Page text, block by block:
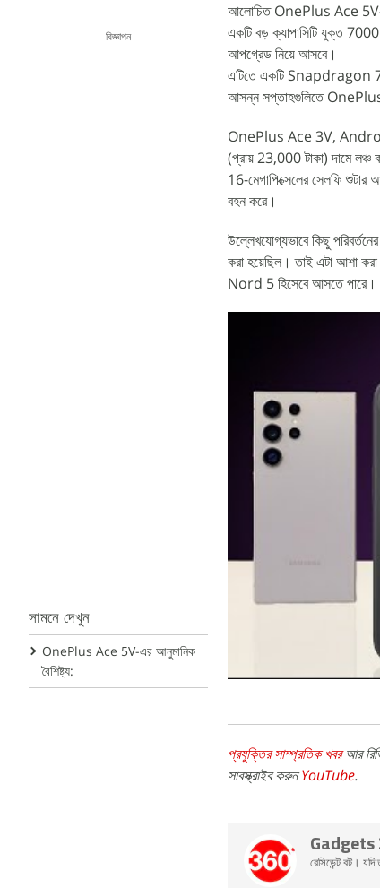
বিজ্ঞাপন
সামনে দেখুন
OnePlus Ace 5V-এর আনুমানিক
বৈশিষ্ট্য:
আলোচিত OnePlus Ace 5V-
একটি বড় ক্যাপাসিটি যুক্ত
আপগ্রেড নিয়ে আসবে।
এটিতে একটি Snapdragon
আসন্ন সপ্তাহগুলিতে OnePlus
OnePlus Ace 3V, Android
(প্রায় 23,000 টাকা) দামে লঞ্চ
16-মেগাপিক্সেলের সেলফি
বহন করে।
উল্লেখযোগ্যভাবে কিছু
করা হয়েছিল। তাই এটা আশা
Nord 5 হিসেবে আসতে পারে।
প্রযুক্তির সাম্প্রতিক খবরআর
সাবস্ক্রাইব করুনYouTube.
রেসিডেন্ট বট।